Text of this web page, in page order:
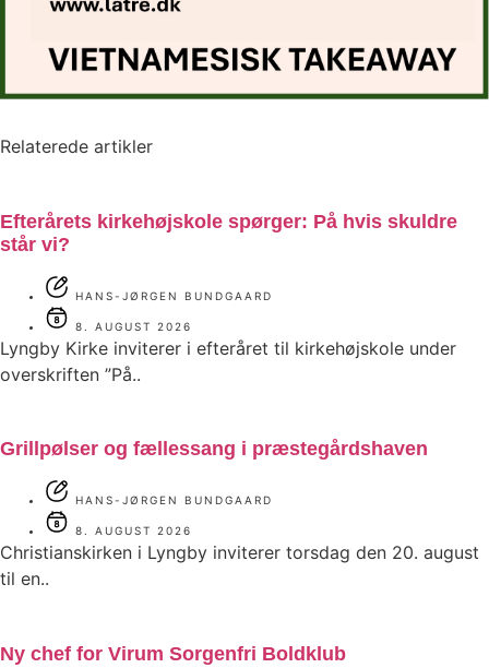
Relaterede artikler
Efterårets kirkehøjskole spørger: På hvis skuldre
står vi?
HANS-JØRGEN BUNDGAARD
8. AUGUST 2026
Lyngby Kirke inviterer i efteråret til kirkehøjskole under
overskriften ”På..
Grillpølser og fællessang i præstegårdshaven
HANS-JØRGEN BUNDGAARD
8. AUGUST 2026
Christianskirken i Lyngby inviterer torsdag den 20. august
til en..
Ny chef for Virum Sorgenfri Boldklub